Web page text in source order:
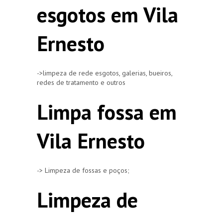
esgotos em Vila
Ernesto
->limpeza de rede esgotos, galerias, bueiros,
redes de tratamento e outros
Limpa fossa em
Vila Ernesto
-> Limpeza de fossas e poços;
Limpeza de